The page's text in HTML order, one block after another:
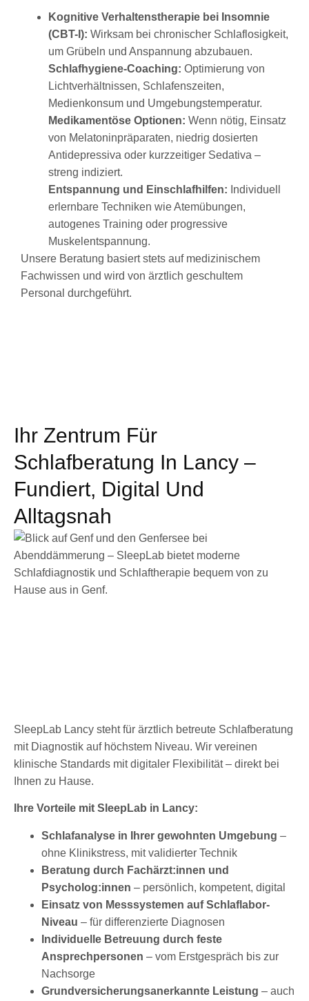
Kognitive Verhaltenstherapie bei Insomnie
(CBT-I): Wirksam bei chronischer Schlaflosigkeit,
um Grübeln und Anspannung abzubauen.
Schlafhygiene-Coaching: Optimierung von
Lichtverhältnissen, Schlafenszeiten,
Medienkonsum und Umgebungstemperatur.
Medikamentöse Optionen: Wenn nötig, Einsatz
von Melatoninpräparaten, niedrig dosierten
Antidepressiva oder kurzzeitiger Sedativa –
streng indiziert.
Entspannung und Einschlafhilfen: Individuell
erlernbare Techniken wie Atemübungen,
autogenes Training oder progressive
Muskelentspannung.
Unsere Beratung basiert stets auf medizinischem
Fachwissen und wird von ärztlich geschultem
Personal durchgeführt.
Ihr Zentrum Für
Schlafberatung In Lancy –
Fundiert, Digital Und
Alltagsnah
SleepLab Lancy steht für ärztlich betreute Schlafberatung
mit Diagnostik auf höchstem Niveau. Wir vereinen
klinische Standards mit digitaler Flexibilität – direkt bei
Ihnen zu Hause.
Ihre Vorteile mit SleepLab in Lancy:
Schlafanalyse in Ihrer gewohnten Umgebung –
ohne Klinikstress, mit validierter Technik
Beratung durch Fachärzt:innen und
Psycholog:innen – persönlich, kompetent, digital
Einsatz von Messsystemen auf Schlaflabor-
Niveau – für differenzierte Diagnosen
Individuelle Betreuung durch feste
Ansprechpersonen – vom Erstgespräch bis zur
Nachsorge
Grundversicherungsanerkannte Leistung – auch